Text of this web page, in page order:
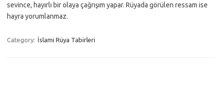
sevince, hayırlı bir olaya çağrışım yapar. Rüyada görülen ressam ise
hayra yorumlanmaz.
Category: İslami Rüya Tabirleri